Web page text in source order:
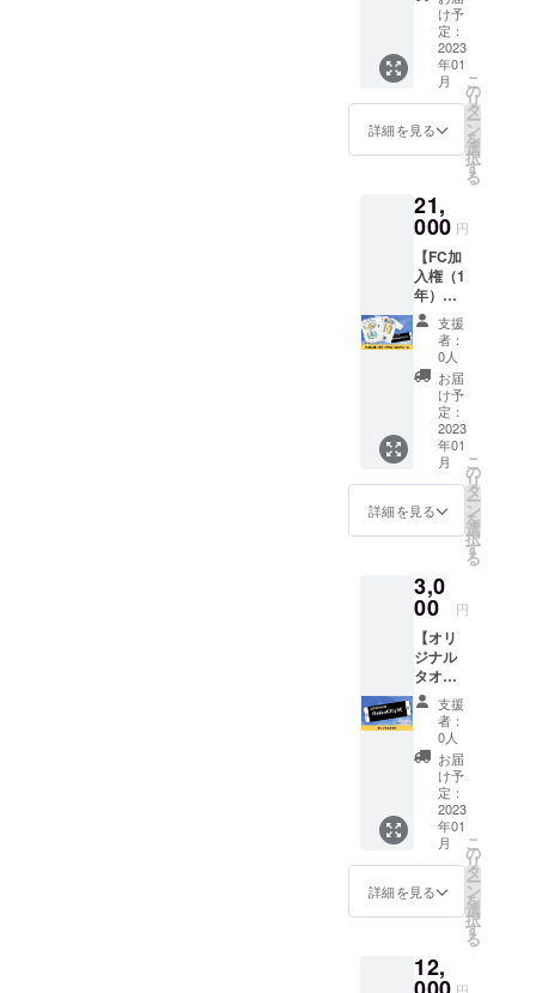
ます。
※詳細は
メール
にてお
知らせ
いたし
ます。
ついて■
綿100%
サイ
ズ S・
M・
L（支援
時に選
択して
くださ
い） 背
番号 お
好きな
背番号
１～99
番まで
を備考
欄に記
載して
Osaka
CitySC
ファン
クラブ
に6ヶ月
加入で
きる権
利と
ファン
のユニ
フォー
ムをお
届けし
ます。
※2023
年1月か
ら6ヶ月
となり
ます。
※詳細は
メール
にてお
知らせ
いたし
ます。
■製品に
サイ
ズ S・
M・
L（支援
時に選
択して
くださ
い） 背
番号 お
好きな
背番号
１～99
番まで
を備考
欄に記
載して
くださ
け予
定：
2023
年01
月
詳細を見る
こ
の
リ
タ
ー
ン
を
選
択
す
る
21,
000 円
【FC加
入権（1
年）＋
タオル
＋ユニ
フォー
ム】
Osaka
CitySC
ファン
クラブ
に1年加
入でき
る権利
とタオ
ルと
クラブ
のユニ
フォー
ムをお
届けし
ます。
※2023
年1月か
ら1年と
なりま
す。 ※
詳細は
メール
にてお
知らせ
いたし
ます。
ついて■
素材 綿
100%
支援
者：
0人
お届
け予
定：
2023
年01
月
詳細を見る
こ
の
リ
タ
ー
ン
を
選
択
す
る
3,0
00 円
【オリ
ジナル
タオ
ル】
Osaka
CitySC
ファン
クラブ
のオリ
ジナル
デザイ
ンのタ
オルと
なりま
す。 ■
製品に
素材 綿
100%
支援
者：
0人
お届
け予
定：
2023
年01
月
詳細を見る
こ
の
リ
タ
ー
ン
を
選
択
す
る
12,